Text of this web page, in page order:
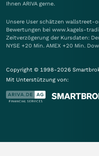
Ihnen ARIVA gerne.
Unsere User schätzen wallstreet-
Bewertungen bei www.kagels-
Zeitverzögerung der Kursdaten:
NYSE +20 Min. AMEX +20 Min.
Copyright © 1998-2026
Mit Unterstützung von: